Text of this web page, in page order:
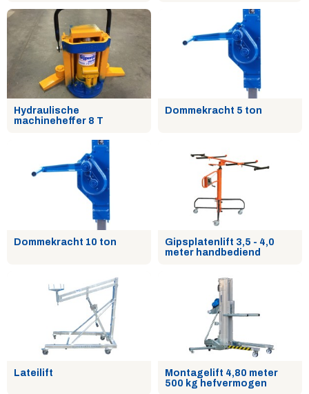
Hydraulische
machineheffer 8 T
Dommekracht 5 ton
Dommekracht 10 ton
Gipsplatenlift 3,5 - 4,0
meter handbediend
Lateilift
Montagelift 4,80 meter
500 kg hefvermogen